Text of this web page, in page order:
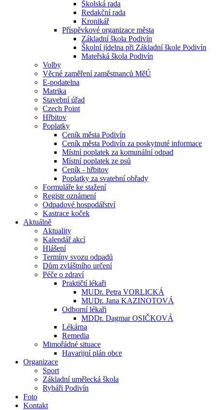
Školská rada
Redakční rada
Kronikář
Příspěvkové organizace města
Základní škola Podivín
Školní jídelna při Základní škole Podivín
Mateřská škola Podivín
Volby
Věcné zaměření zaměstnanců MěÚ
E-podatelna
Matrika
Stavební úřad
Czech Point
Hřbitov
Poplatky
Ceník města Podivín
Ceník města Podivín za poskytnuté informace
Místní poplatek za komunální odpad
Místní poplatek ze psů
Ceník - hřbitov
Poplatky za svatební obřady
Formuláře ke stažení
Registr oznámení
Odpadové hospodářství
Kastrace koček
Aktuálně
Aktuality
Kalendář akcí
Hlášení
Termíny svozu odpadů
Dům zvláštního určení
Péče o zdraví
Praktičtí lékaři
MUDr. Petra VORLICKÁ
MUDr. Jana KAZINOTOVÁ
Odborní lékaři
MDDr. Dagmar OSIČKOVÁ
Lékárna
Remedia
Mimořádné situace
Havarijní plán obce
Organizace
Sport
Základní umělecká škola
Rybáři Podivín
Foto
Kontakt